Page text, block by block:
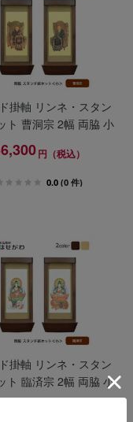
掛軸 リンネ・スタン
ト 曹洞宗 2幅 両脇 小
円（税込）
0.0 (0 件)
掛軸 リンネ・スタン
ト 臨済宗 2幅 両脇 小